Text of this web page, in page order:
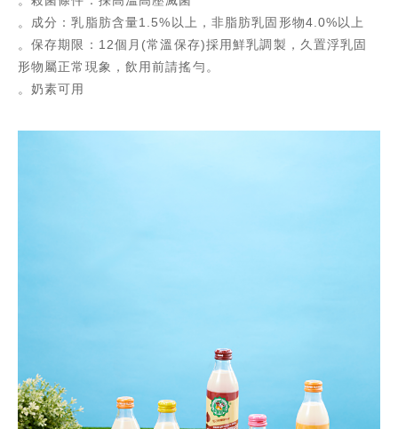
。成分：乳脂肪含量1.5%以上，非脂肪乳固形物4.0%以上
。保存期限：12個月(常溫保存)採用鮮乳調製，久置浮乳固
形物屬正常現象，飲用前請搖勻。
。奶素可用